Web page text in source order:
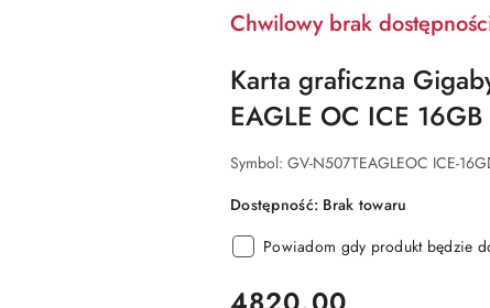
Chwilowy brak
Karta graficzna
EAGLE OC ICE 16GB
Symbol: GV-N507TEAGLEOC ICE-
Dostępność: Brak towaru
Powiadom gdy produkt będzie